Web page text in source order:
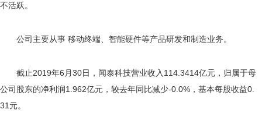
不活跃。
公司主要从事 移动终端、智能硬件等产品研发和制造业务。
截止2019年6月30日，闻泰科技营业收入114.3414亿元，归属于母
公司股东的净利润1.962亿元，较去年同比减少-0.0%，基本每股收益0.
31元。